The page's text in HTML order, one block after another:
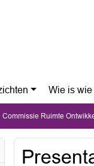
Wie is wie
Commissie Ruimte